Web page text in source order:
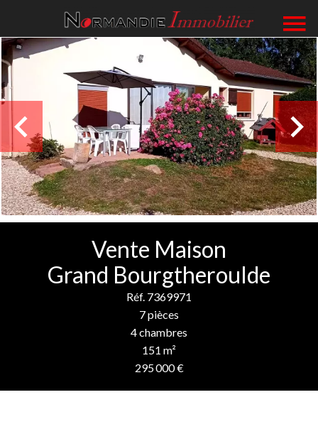
Vente Maison
Grand Bourgtheroulde
Réf. 7369971
7 pièces
4 chambres
151 m²
295 000 €